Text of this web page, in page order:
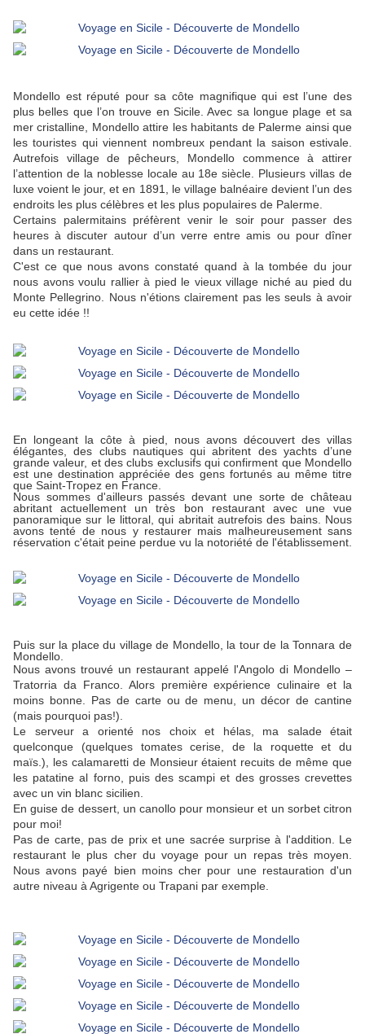
Mondello est réputé pour sa côte magnifique qui est l’une des
plus belles que l’on trouve en Sicile. Avec sa longue plage et sa
mer cristalline, Mondello attire les habitants de Palerme ainsi que
les touristes qui viennent nombreux pendant la saison estivale.
Autrefois village de pêcheurs, Mondello commence à attirer
l’attention de la noblesse locale au 18e siècle. Plusieurs villas de
luxe voient le jour, et en 1891, le village balnéaire devient l’un des
endroits les plus célèbres et les plus populaires de Palerme.
Certains palermitains préfèrent venir le soir pour passer des
heures à discuter autour d’un verre entre amis ou pour dîner
dans un restaurant.
C'est ce que nous avons constaté quand à la tombée du jour
nous avons voulu rallier à pied le vieux village niché au pied du
Monte Pellegrino. Nous n'étions clairement pas les seuls à avoir
eu cette idée !!
En longeant la côte à pied, nous avons découvert des villas
élégantes, des clubs nautiques qui abritent des yachts d’une
grande valeur, et des clubs exclusifs qui confirment que Mondello
est une destination appréciée des gens fortunés au même titre
que Saint-Tropez en France.
Nous sommes d'ailleurs passés devant une sorte de château
abritant actuellement un très bon restaurant avec une vue
panoramique sur le littoral, qui abritait autrefois des bains. Nous
avons tenté de nous y restaurer mais malheureusement sans
réservation c'était peine perdue vu la notoriété de l'établissement.
Puis sur la place du village de Mondello, la tour de la Tonnara de
Mondello.
Nous avons trouvé un restaurant appelé l'Angolo di Mondello –
Tratorria da Franco. Alors première expérience culinaire et la
moins bonne. Pas de carte ou de menu, un décor de cantine
(mais pourquoi pas!).
Le serveur a orienté nos choix et hélas, ma salade était
quelconque (quelques tomates cerise, de la roquette et du
maïs.), les calamaretti de Monsieur étaient recuits de même que
les patatine al forno, puis des scampi et des grosses crevettes
avec un vin blanc sicilien.
En guise de dessert, un canollo pour monsieur et un sorbet citron
pour moi!
Pas de carte, pas de prix et une sacrée surprise à l'addition. Le
restaurant le plus cher du voyage pour un repas très moyen.
Nous avons payé bien moins cher pour une restauration d'un
autre niveau à Agrigente ou Trapani par exemple.